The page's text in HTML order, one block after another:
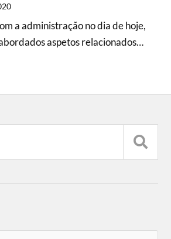
a administração no dia de hoje,
aspetos relacionados…